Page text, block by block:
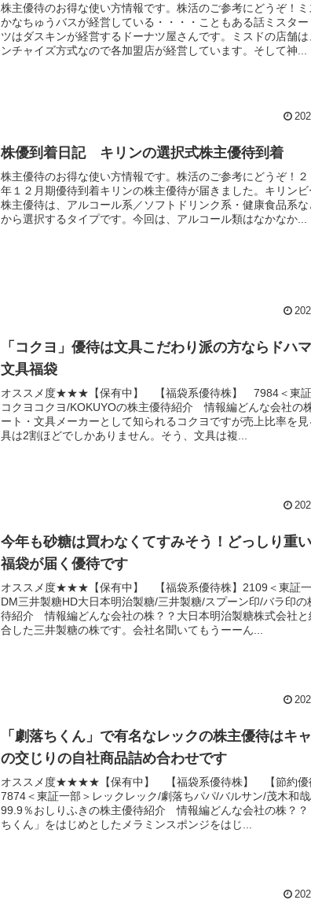
株主優待のお得な使い方情報です。株活のご参考にどうぞ！ミ
かなちゅうバスが経営している・・・・こともある話ミスター
ツはダスキンが経営するドーナツ屋さんです。ミスドの店舗は
ンチャイズ方式なので各加盟店が経営しています。そして神...
株優到着日記 キリンの選択式株主優待到着
株主優待のお得な使い方情報です。株活のご参考にどうぞ！２
年１２月期優待到着キリンの株主優待が届きました。キリン
株主優待は、アルコール系／ソフトドリンク系・健康食品系な
から選択するタイプです。今回は、アルコール類はなかなか...
「コクヨ」優待は文具こだわり派の方ならドハ
文具福袋
オススメ度★★★【保有中】 【福袋系優待株】 7984＜東証
コクヨコクヨ/KOKUYOの株主優待紹介 情報編どんな会社の
ート・文具メーカーとして知られるコクヨですが売上比率を見
具は2割ほどでしかありません。そう、文具は複...
今年も砂糖は買わなくてすみそう！どっしり重
福袋が届く優待です
オススメ度★★★【保有中】 【福袋系優待株】2109＜東証一
DM三井製糖HD大日本明治製糖/三井製糖/スプーン印/バラ印の
待紹介 情報編どんな会社の株？？大日本明治製糖株式会社と
合した三井製糖の株です。会社名聞いてもうーーん...
「劇落ちくん」で有名なレックの株主優待はキ
の交じりの自社商品詰め合わせです
オススメ度★★★★【保有中】 【福袋系優待株】 【節約優
7874＜東証一部＞レックレック/劇落ちパパ/バルサン/茂木和
99.9％おしりふきの株主優待紹介 情報編どんな会社の株？？
ちくん」をはじめとしたメラミンスポンジをはじ...